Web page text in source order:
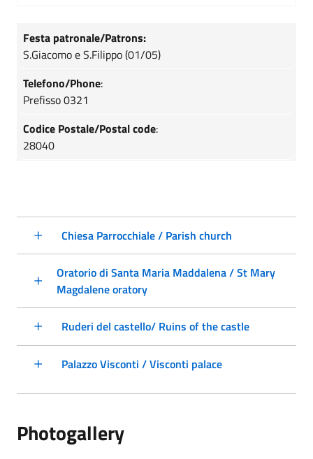
Festa patronale/Patrons:
S.Giacomo e S.Filippo (01/05)
Telefono/Phone:
Prefisso 0321
Codice Postale/Postal code:
28040
Chiesa Parrocchiale / Parish church
Oratorio di Santa Maria Maddalena / St Mary
Magdalene oratory
Ruderi del castello/ Ruins of the castle
Palazzo Visconti / Visconti palace
Photogallery